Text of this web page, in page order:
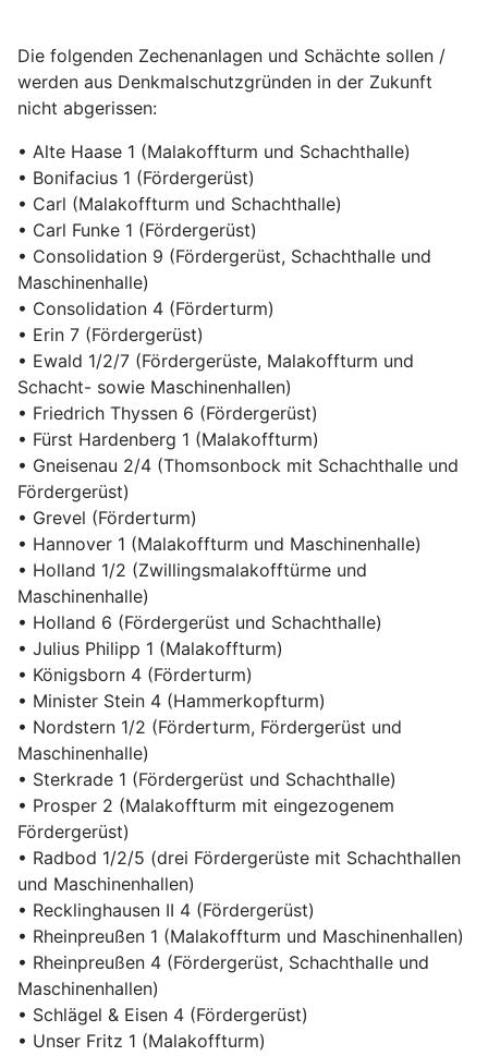
Die folgenden Zechenanlagen und Schächte sollen /
werden aus Denkmalschutzgründen in der Zukunft
nicht abgerissen:
• Alte Haase 1 (Malakoffturm und Schachthalle)
• Bonifacius 1 (Fördergerüst)
• Carl (Malakoffturm und Schachthalle)
• Carl Funke 1 (Fördergerüst)
• Consolidation 9 (Fördergerüst, Schachthalle und
Maschinenhalle)
• Consolidation 4 (Förderturm)
• Erin 7 (Fördergerüst)
• Ewald 1/2/7 (Fördergerüste, Malakoffturm und
Schacht- sowie Maschinenhallen)
• Friedrich Thyssen 6 (Fördergerüst)
• Fürst Hardenberg 1 (Malakoffturm)
• Gneisenau 2/4 (Thomsonbock mit Schachthalle und
Fördergerüst)
• Grevel (Förderturm)
• Hannover 1 (Malakoffturm und Maschinenhalle)
• Holland 1/2 (Zwillingsmalakofftürme und
Maschinenhalle)
• Holland 6 (Fördergerüst und Schachthalle)
• Julius Philipp 1 (Malakoffturm)
• Königsborn 4 (Förderturm)
• Minister Stein 4 (Hammerkopfturm)
• Nordstern 1/2 (Förderturm, Fördergerüst und
Maschinenhalle)
• Sterkrade 1 (Fördergerüst und Schachthalle)
• Prosper 2 (Malakoffturm mit eingezogenem
Fördergerüst)
• Radbod 1/2/5 (drei Fördergerüste mit Schachthallen
und Maschinenhallen)
• Recklinghausen II 4 (Fördergerüst)
• Rheinpreußen 1 (Malakoffturm und Maschinenhallen)
• Rheinpreußen 4 (Fördergerüst, Schachthalle und
Maschinenhallen)
• Schlägel & Eisen 4 (Fördergerüst)
• Unser Fritz 1 (Malakoffturm)